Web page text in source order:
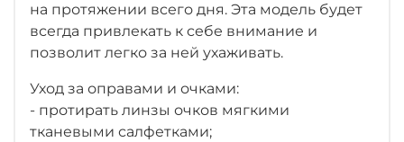
на протяжении всего дня. Эта модель будет
всегда привлекать к себе внимание и
позволит легко за ней ухаживать.
Уход за оправами и очками:
- протирать линзы очков мягкими
тканевыми салфетками;